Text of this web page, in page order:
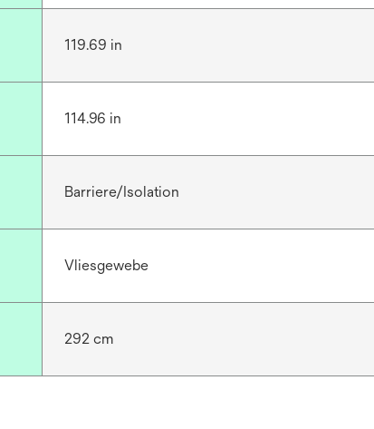
119.69 in
114.96 in
Barriere/Isolation
Vliesgewebe
292 cm